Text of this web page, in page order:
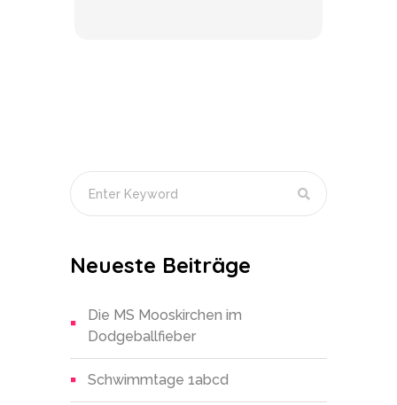
Neueste Beiträge
Die MS Mooskirchen im
Dodgeballfieber
Schwimmtage 1abcd